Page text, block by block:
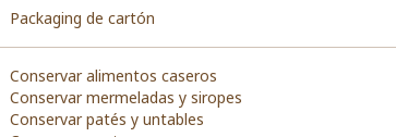
Packaging de cartón
Conservar alimentos caseros
Conservar mermeladas y siropes
Conservar patés y untables